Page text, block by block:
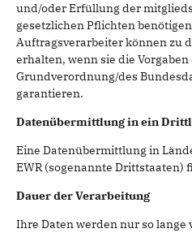
und/oder Erfüllung der
gesetzlichen Pflichten
Auftragsverarbeiter können zu
erhalten, wenn sie die
Grundverordnung/des
garantieren.
Datenübermittlung in ein
Eine Datenübermittlung in
EWR (sogenannte Drittstaaten)
Dauer der Verarbeitung
Ihre Daten werden nur so lange